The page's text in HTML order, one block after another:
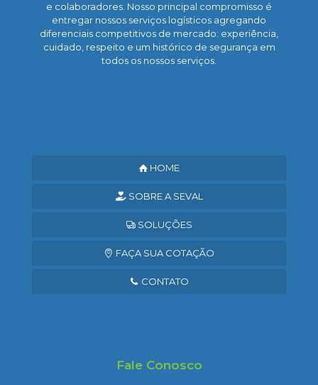
e colaboradores. Nosso principal compromisso é
entregar nossos serviços logísticos agregando
diferenciais competitivos de mercado: experiência,
cuidado, respeito e um histórico de segurança em
todos os nossos serviços.
HOME
SOBRE A SEVAL
SOLUÇÕES
FAÇA SUA COTAÇÃO
CONTATO
Fale Conosco